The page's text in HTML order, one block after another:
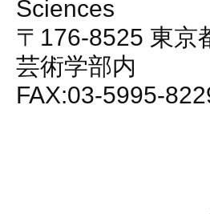
Sciences
〒176-8525 東京
芸術学部内
FAX:03-5995-